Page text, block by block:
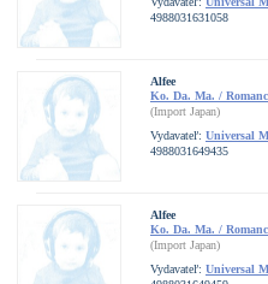
4988031631058
Alfee
Ko. Da. Ma. /
(Import Japan)
Vydavateľ: Universal
4988031649435
Alfee
Ko. Da. Ma. /
(Import Japan)
Vydavateľ: Universal